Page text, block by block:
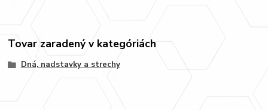
Tovar zaradený v kategóriách
Dná, nadstavky a strechy